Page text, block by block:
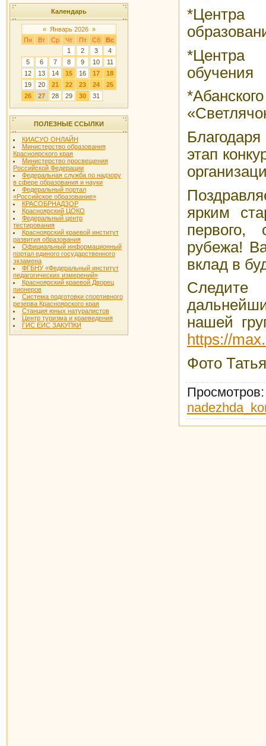
Календарь
« Январь 2026 »
Пн
Вт Ср Чт Пт Сб
Вс
1
2 3
4
5
6 7 8 9 10
11
12
13 14 15 16 17
18
19
20 21 22 23 24
25
26
27 28 29 30 31
ПОЛЕЗНЫЕ ССЫЛКИ
КИАСУО ОНЛАЙН
Министерство образования
Красноярского края
Министерство просвещения
Российской Федерации
Федеральная служба по надзору
в сфере образования и науки
Федеральный портал
«Российское образование»
КРАСОБРНАДЗОР
Красноярский ЦОКО
Федеральный центр
тестирования
Красноярский краевой институт
развития образования
Официальный информационный
портал единого государственного
экзамена
ФГБНУ «Федеральный институт
педагогических измерений»
Красноярский краевой Дворец
пионеров
Система подготовки спортивного
резерва Красноярского края
Станция юных натуралистов
Центр туризма и краеведения
ГИС ЕИС ЗАКУПКИ
*Центра
*Центра
обучения
этап
ярким
первого,
рубежа!
вклад в
нашей
https://
Фото
Просмотров